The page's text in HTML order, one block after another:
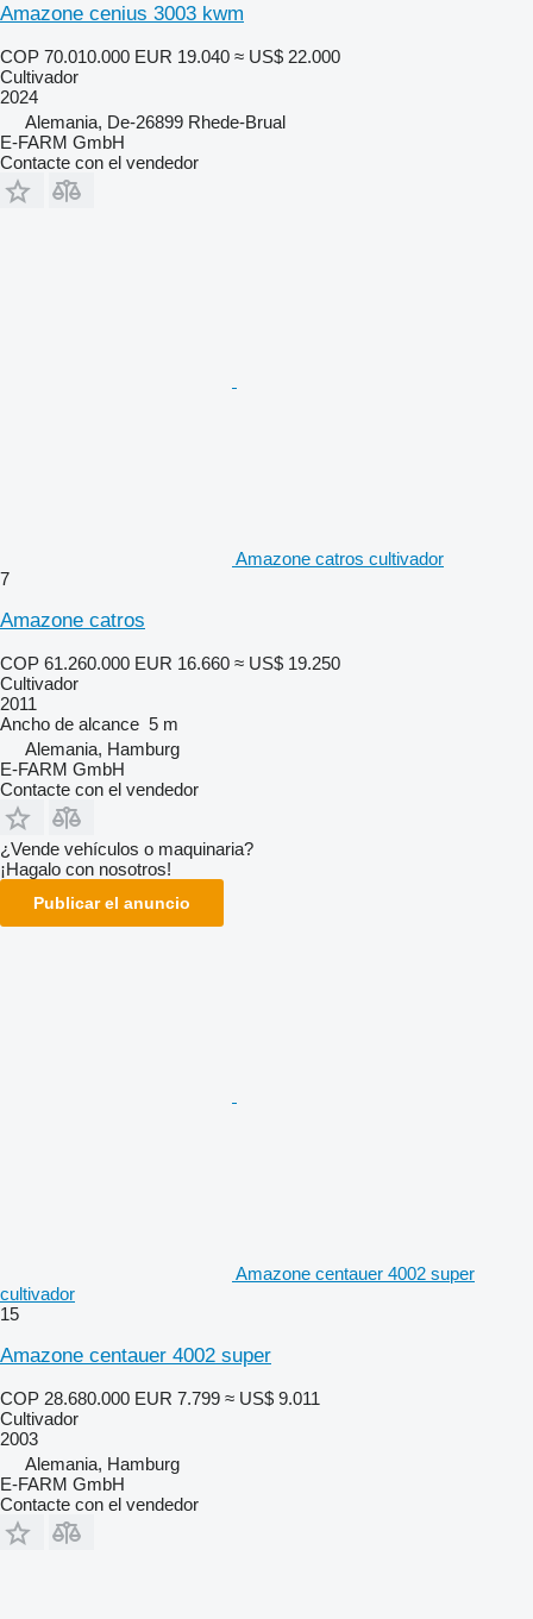
Amazone cenius 3003 kwm
COP 70.010.000 EUR 19.040 ≈ US$ 22.000
Cultivador
2024
Alemania, De-26899 Rhede-Brual
E-FARM GmbH
Contacte con el vendedor
Amazone catros cultivador
7
Amazone catros
COP 61.260.000 EUR 16.660 ≈ US$ 19.250
Cultivador
2011
Ancho de alcance 5 m
Alemania, Hamburg
E-FARM GmbH
Contacte con el vendedor
¿Vende vehículos o maquinaria?
¡Hagalo con nosotros!
Publicar el anuncio
Amazone centauer 4002 super
cultivador
15
Amazone centauer 4002 super
COP 28.680.000 EUR 7.799 ≈ US$ 9.011
Cultivador
2003
Alemania, Hamburg
E-FARM GmbH
Contacte con el vendedor